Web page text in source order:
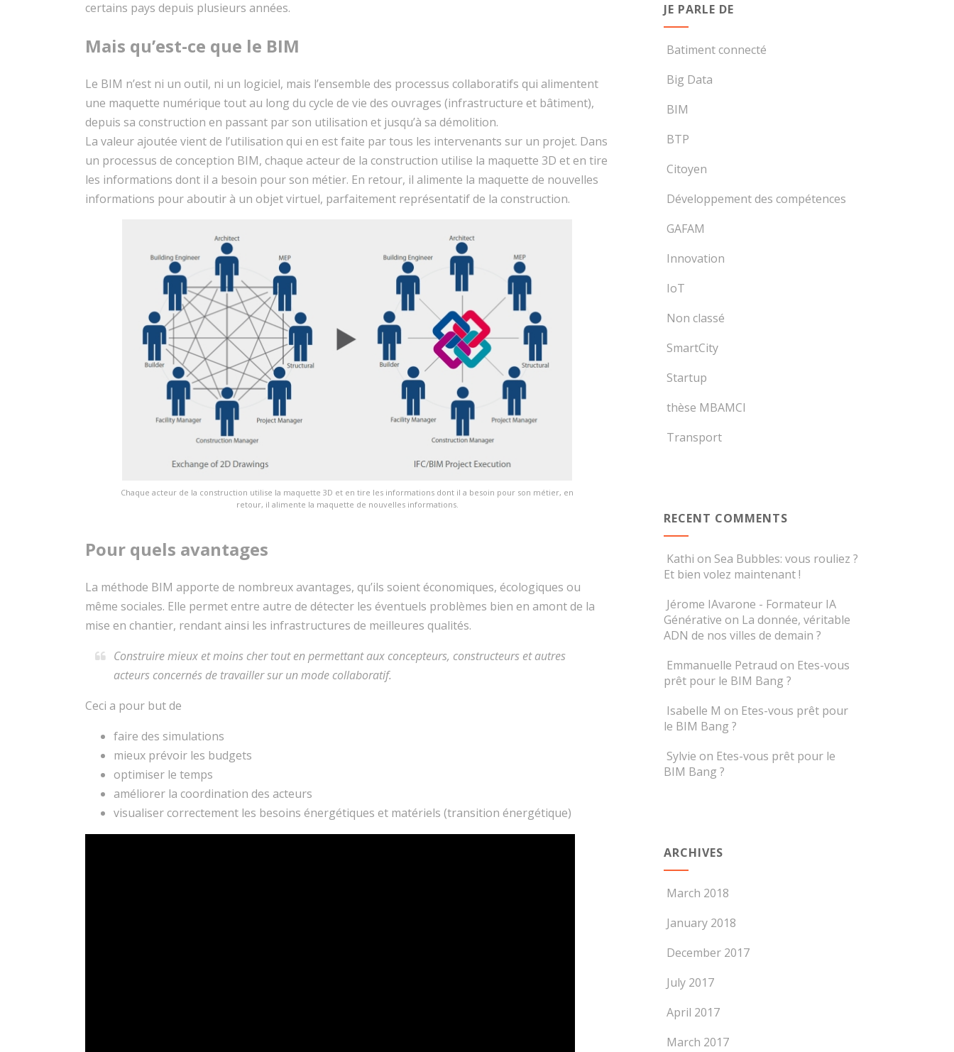
certains pays depuis plusieurs années.
Mais qu’est-ce que le BIM
Le BIM n’est ni un outil, ni un logiciel, mais l’ensemble des processus collaboratifs qui alimentent
une maquette numérique tout au long du cycle de vie des ouvrages (infrastructure et bâtiment),
depuis sa construction en passant par son utilisation et jusqu’à sa démolition.
La valeur ajoutée vient de l’utilisation qui en est faite par tous les intervenants sur un projet. Dans
un processus de conception BIM, chaque acteur de la construction utilise la maquette 3D et en tire
les informations dont il a besoin pour son métier. En retour, il alimente la maquette de nouvelles
informations pour aboutir à un objet virtuel, parfaitement représentatif de la construction.
Chaque acteur de la construction utilise la maquette 3D et en tire les informations dont il a besoin pour son métier, en
retour, il alimente la maquette de nouvelles informations.
Pour quels avantages
La méthode BIM apporte de nombreux avantages, qu’ils soient économiques, écologiques ou
même sociales. Elle permet entre autre de détecter les éventuels problèmes bien en amont de la
mise en chantier, rendant ainsi les infrastructures de meilleures qualités.
Construire mieux et moins cher tout en permettant aux concepteurs, constructeurs et autres
acteurs concernés de travailler sur un mode collaboratif.
Ceci a pour but de
faire des simulations
mieux prévoir les budgets
optimiser le temps
améliorer la coordination des acteurs
visualiser correctement les besoins énergétiques et matériels (transition énergétique)
JE PARLE DE
Batiment connecté
Big Data
BIM
BTP
Citoyen
Développement des compétences
GAFAM
Innovation
IoT
Non classé
SmartCity
Startup
thèse MBAMCI
Transport
RECENT COMMENTS
Kathi on Sea Bubbles: vous rouliez ?
Et bien volez maintenant !
Jérome IAvarone - Formateur IA
Générative on La donnée, véritable
ADN de nos villes de demain ?
Emmanuelle Petraud on Etes-vous
prêt pour le BIM Bang ?
Isabelle M on Etes-vous prêt pour
le BIM Bang ?
Sylvie on Etes-vous prêt pour le
BIM Bang ?
ARCHIVES
March 2018
January 2018
December 2017
July 2017
April 2017
March 2017